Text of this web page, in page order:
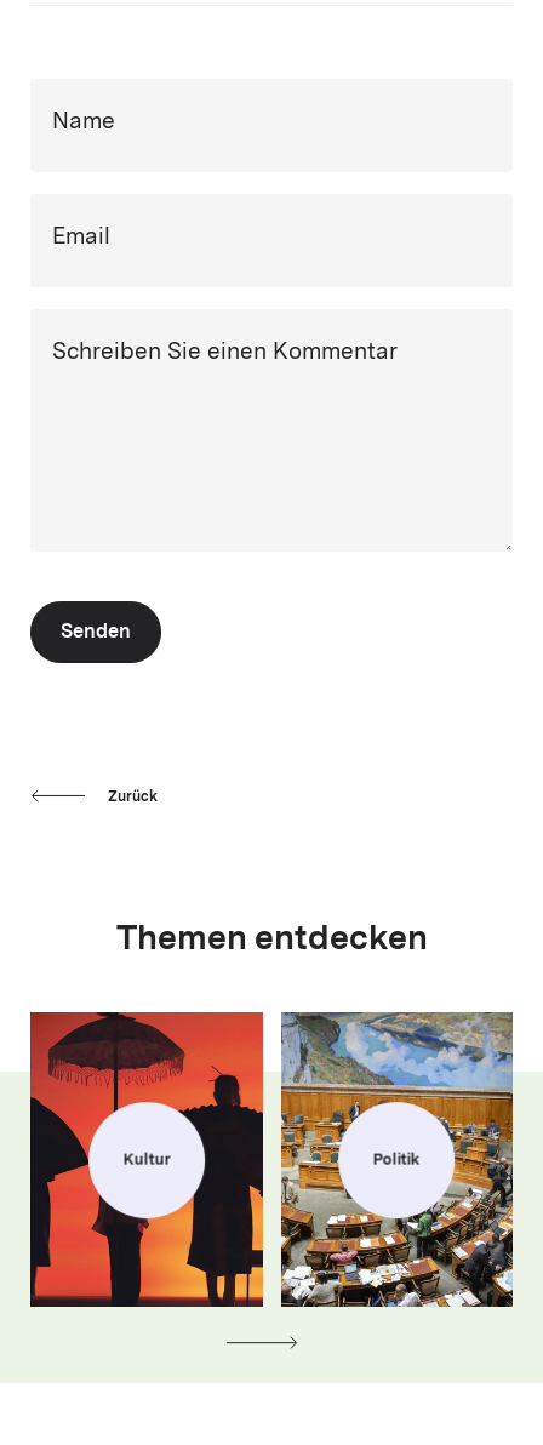
Name
Email
Schreiben Sie einen Kommentar
Senden
Zurück
Themen entdecken
Kultur Politik